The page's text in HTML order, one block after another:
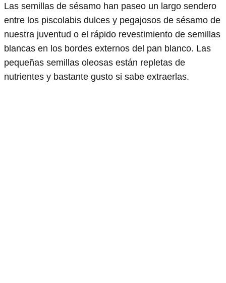
Las semillas de sésamo han paseo un largo sendero
entre los piscolabis dulces y pegajosos de sésamo de
nuestra juventud o el rápido revestimiento de semillas
blancas en los bordes externos del pan blanco. Las
pequeñas semillas oleosas están repletas de
nutrientes y bastante gusto si sabe extraerlas.